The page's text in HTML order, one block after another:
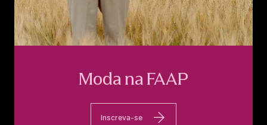
Moda na FAAP
Inscreva-se